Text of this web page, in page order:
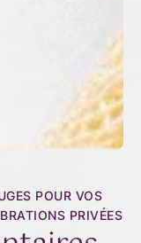
POUR VOS
PRIVÉES